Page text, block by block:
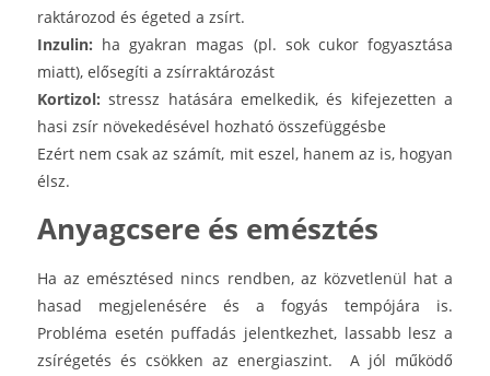
raktározod és égeted a zsírt.
Inzulin: ha gyakran magas (pl. sok cukor fogyasztása
miatt), elősegíti a zsírraktározást
Kortizol:stressz hatására emelkedik, és kifejezetten a
hasi zsír növekedésével hozható összefüggésbe
Ezért nem csak az számít, mit eszel, hanem az is, hogyan
élsz.
Anyagcsere és emésztés
Ha az emésztésed nincs rendben, az közvetlenül hat a
hasad megjelenésére és a fogyás tempójára is.
Probléma esetén puffadás jelentkezhet, lassabb lesz a
zsírégetés és csökken az energiaszint. A jól működő